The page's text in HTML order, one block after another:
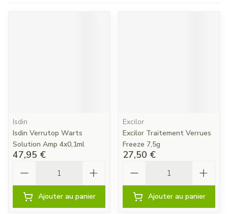
Isdin
Isdin Verrutop Warts
Solution Amp 4x0,1ml
47,95 €
Ajouter au panier
Excilor
Excilor Traitement Verrues
Freeze 7,5g
27,50 €
Ajouter au panier